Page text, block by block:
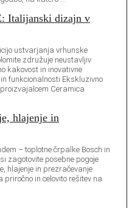
Italijanski dizajn v
ustvarjanja vrhunske
združuje neustavljiv
kakovost in inovativne
funkcionalnosti Ekskluzivno
Ceramica
hlajenje in
– toplotne črpalke Bosch in
zagotovite posebne pogoje
hlajenje in prezračevanje
in celovito rešitev na